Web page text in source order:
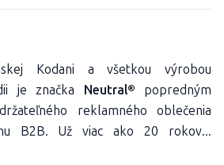
Kodani a všetkou výrobou
je značka Neutral® popredným
reklamného oblečenia
B2B. Už viac ako 20 rokov...